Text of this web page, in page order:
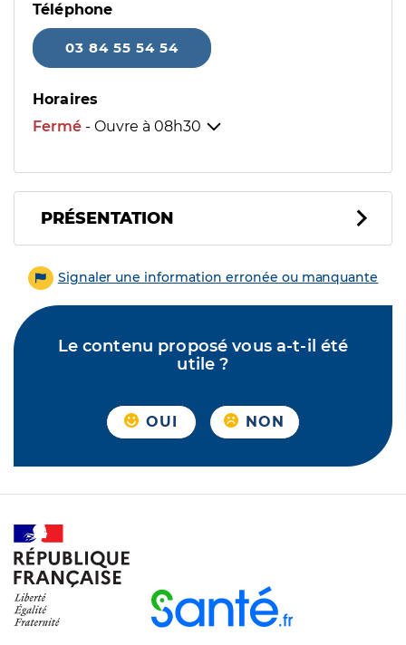
Téléphone
03 84 55 54 54
Horaires
Fermé - Ouvre à 08h30
PRÉSENTATION
Signaler une information erronée ou manquante
Le contenu proposé vous a-t-il été
utile ?
OUI NON